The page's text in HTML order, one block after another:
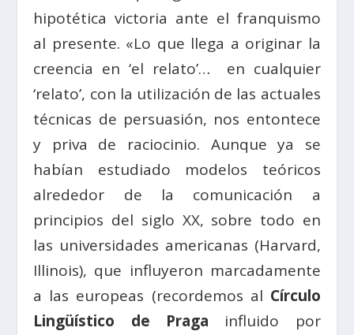
hipotética victoria ante el franquismo
al presente. «Lo que llega a originar la
creencia en ‘el relato’… en cualquier
‘relato’, con la utilización de las actuales
técnicas de persuasión, nos entontece
y priva de raciocinio. Aunque ya se
habían estudiado modelos teóricos
alrededor de la comunicación a
principios del siglo XX, sobre todo en
las universidades americanas (Harvard,
Illinois), que influyeron marcadamente
a las europeas (recordemos al Círculo
Lingüístico de Praga influido por